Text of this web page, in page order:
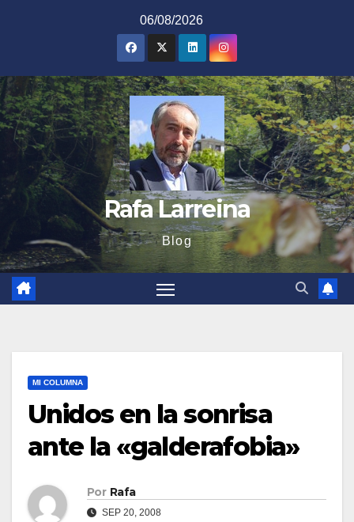
06/08/2026
Rafa Larreina
Blog
MI COLUMNA
Unidos en la sonrisa
ante la «galderafobia»
Por Rafa
SEP 20, 2008